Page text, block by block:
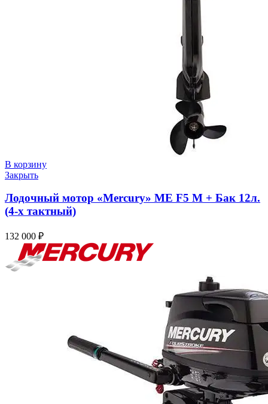
В корзину
Закрыть
Лодочный мотор «Mercury» ME F5 M + Бак 12л.
(4-х тактный)
132 000 ₽